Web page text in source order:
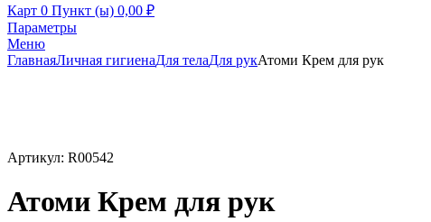
Карт 0 Пункт (ы) 0,00 ₽
Параметры
Меню
ГлавнаяЛичная гигиенаДля телаДля рукАтоми Крем для рук
Артикул: R00542
Атоми Крем для рук